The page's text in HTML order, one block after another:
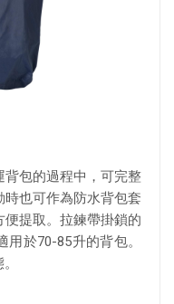
包的過程中，可完整
也可作為防水背包套
提取。拉鍊帶掛鎖的
於70-85升的背包。